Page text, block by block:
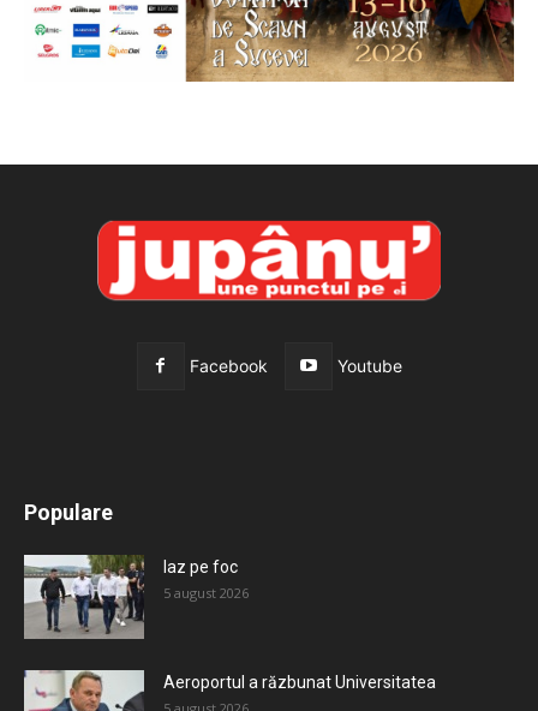
Facebook Youtube
Populare
Iaz pe foc
5 august 2026
Aeroportul a răzbunat Universitatea